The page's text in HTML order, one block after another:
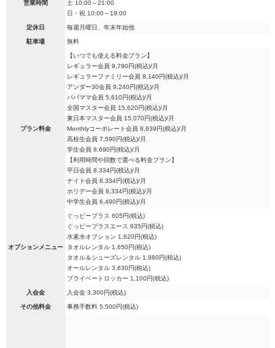
営業時間
土 10:00～21:00
日・祝 10:00～19:00
定休日 毎週月曜日、年末年始他
駐車場 無料
プラン料金
【いつでも使える料金プラン】
レギュラー会員 9,790円(税込)/月
レギュラーファミリー会員 8,140円(税込)/月
アンダー30会員 9,240円(税込)/月
パパママ会員 5,610円(税込)/月
全国マスター会員 15,620円(税込)/月
東日本マスター会員 15,070円(税込)/月
Monthlyコーポレート会員 8,639円(税込)/月
高校生会員 7,590円(税込)/月
学生会員 8,690円(税込)/月
【利用時間や回数で選べる料金プラン】
平日会員 8,334円(税込)/月
ナイト会員 8,334円(税込)/月
ホリデー会員 8,334円(税込)/月
中学生会員 6,490円(税込)/月
オプションメニュー
ぐっピープラス 605円(税込)
ぐっピープラスエース 935円(税込)
水素水オプション 1,620円(税込)
タオルレンタル 1,650円(税込)
タオル＆シューズレンタル 1,980円(税込)
オールレンタル 3,630円(税込)
プライベートロッカー 1,100円(税込)
入会金 入会金 3,300円(税込)
その他料金 事務手数料 5,500円(税込)